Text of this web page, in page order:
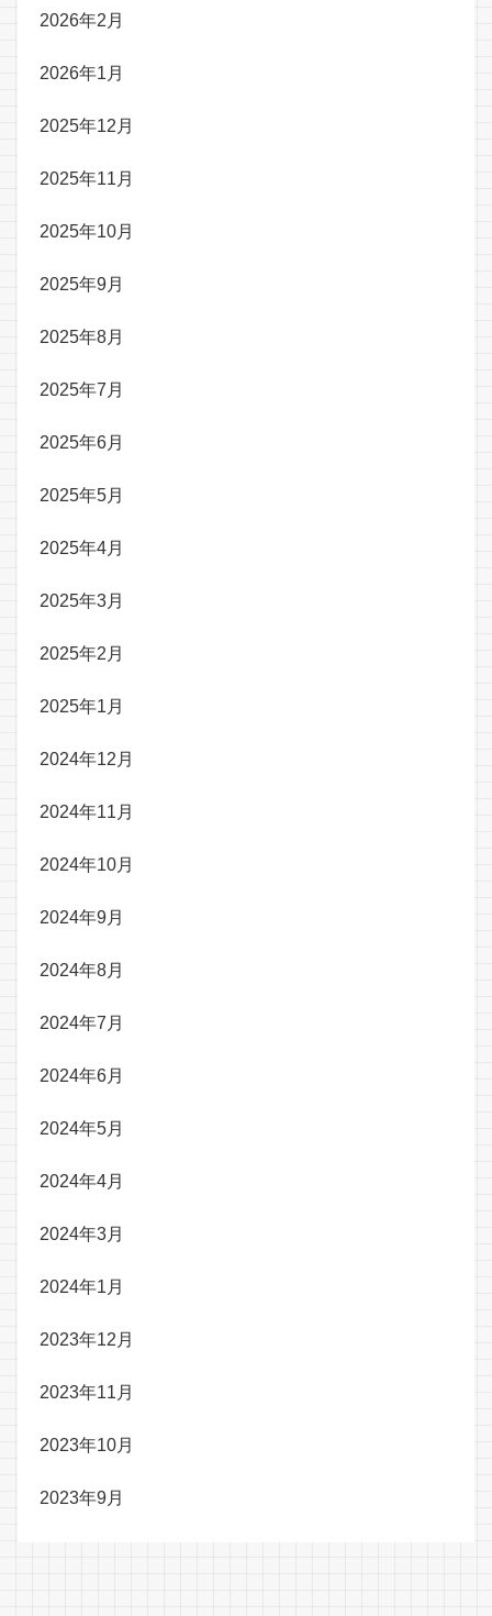
2026年2月
2026年1月
2025年12月
2025年11月
2025年10月
2025年9月
2025年8月
2025年7月
2025年6月
2025年5月
2025年4月
2025年3月
2025年2月
2025年1月
2024年12月
2024年11月
2024年10月
2024年9月
2024年8月
2024年7月
2024年6月
2024年5月
2024年4月
2024年3月
2024年1月
2023年12月
2023年11月
2023年10月
2023年9月